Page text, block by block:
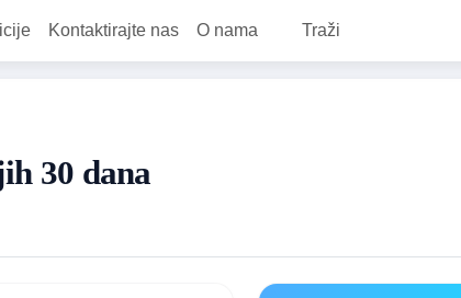
Kontaktirajte nas O nama Traži
30 dana